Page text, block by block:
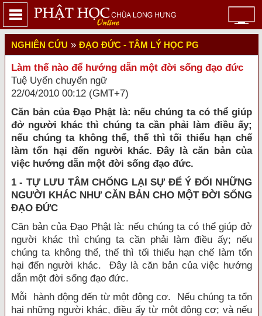
NGHIÊN CỨU » ĐẠO ĐỨC - TÂM LÝ HỌC PG
Làm thế nào để hướng dẫn một đời sống đạo đức
Tuệ Uyển chuyển ngữ
22/04/2010 00:12 (GMT+7)
Căn bản của Đạo Phật là: nếu chúng ta có thể giúp
đở người khác thì chúng ta cần phải làm điều ấy;
nếu chúng ta không thể, thế thì tối thiểu hạn chế
làm tổn hại đến người khác. Đây là căn bản của
việc hướng dẫn một đời sống đạo đức.
1 - TỰ LƯU TÂM CHỐNG LẠI SỰ ĐỂ Ý ĐỐI NHỮNG
NGƯỜI KHÁC NHƯ CĂN BẢN CHO MỘT ĐỜI SỐNG
ĐẠO ĐỨC
Căn bản của Đạo Phật là: nếu chúng ta có thể giúp đở
người khác thì chúng ta cần phải làm điều ấy; nếu
chúng ta không thể, thế thì tối thiểu hạn chế làm tổn
hại đến người khác. Đây là căn bản của việc hướng
dẫn một đời sống đạo đức.
Mỗi hành động đến từ một động cơ. Nếu chúng ta tổn
hại những người khác, điều ấy từ một động cơ; và nếu